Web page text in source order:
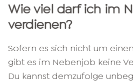
Wie viel darf ich im
verdienen?
Sofern es sich nicht um
gibt es im Nebenjob keine
Du kannst demzufolge